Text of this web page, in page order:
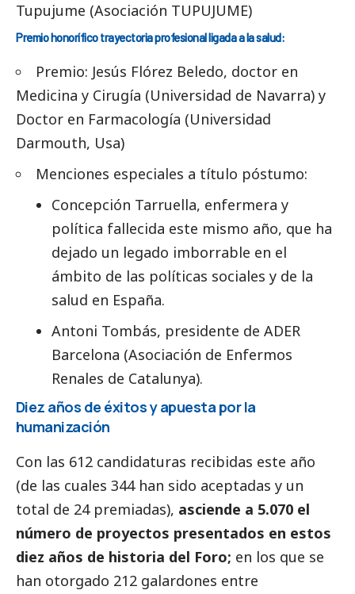
Tupujume (Asociación TUPUJUME)
Premio honorífico trayectoria profesional ligada a la salud:
Premio: Jesús Flórez Beledo, doctor en
Medicina y Cirugía (Universidad de Navarra) y
Doctor en Farmacología (Universidad
Darmouth, Usa)
Menciones especiales a título póstumo:
Concepción Tarruella, enfermera y
política fallecida este mismo año, que ha
dejado un legado imborrable en el
ámbito de las políticas sociales y de la
salud en España.
Antoni Tombás, presidente de ADER
Barcelona (Asociación de Enfermos
Renales de Catalunya).
Diez años de éxitos y apuesta por la
humanización
Con las 612 candidaturas recibidas este año
(de las cuales 344 han sido aceptadas y un
total de 24 premiadas), asciende a 5.070 el
número de proyectos presentados en estos
diez años de historia del Foro; en los que se
han otorgado 212 galardones entre